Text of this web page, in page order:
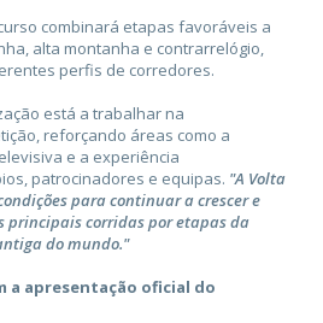
combinará etapas favoráveis a
alta montanha e contrarrelógio,
perfis de corredores.
está a trabalhar na
reforçando áreas como a
e a experiência
patrocinadores e equipas. "A Volta
para continuar a crescer e
principais corridas por etapas da
do mundo."
a apresentação oficial do